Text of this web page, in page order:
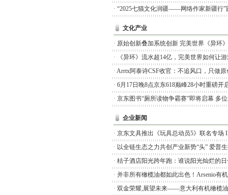
· “2025七猫文化润疆——网络作家新疆行”
文化产业
· 原始创新叠加系统创新 完美世界《异环
·
《异环》流水超14亿，完美世界如何让游
· Arrtx阿泰诗CSF收官：不追风口，只做原
· 6月17日晚8点京东618巅峰28小时重磅开
· 京东图书“厕所读物争霸赛”即将启幕 多
企业新闻
· 京东文具推出《玩具总动员5》联名专场
· 以全链生态之力共创产业新势“头” 爱普
· 桔子酒店阳光跨年跑：谁说阳光灿烂的
· 并非所有橄榄油都如此出色！Arsenio有
· 双金荣耀,展望未来——意大利有机橄榄